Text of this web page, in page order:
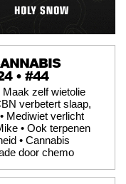
• #44
zelf wietolie
verbetert slaap,
Mediwiet verlicht
• Ook terpenen
• Cannabis
door chemo